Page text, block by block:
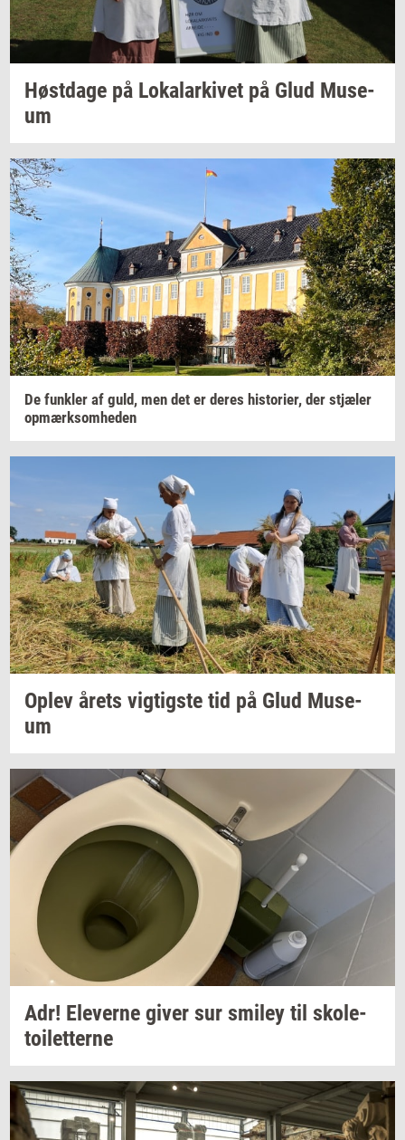
Høst­da­ge på Lo­ka­lar­ki­vet på Glud Mu­se­
um
De funk­ler af guld, men det er deres hi­sto­ri­er, der stjæ­ler
op­mærk­som­he­den
Oplev årets vig­tig­ste tid på Glud Mu­se­
um
Adr! Ele­ver­ne giver sur smiley til sko­le­
toilet­ter­ne